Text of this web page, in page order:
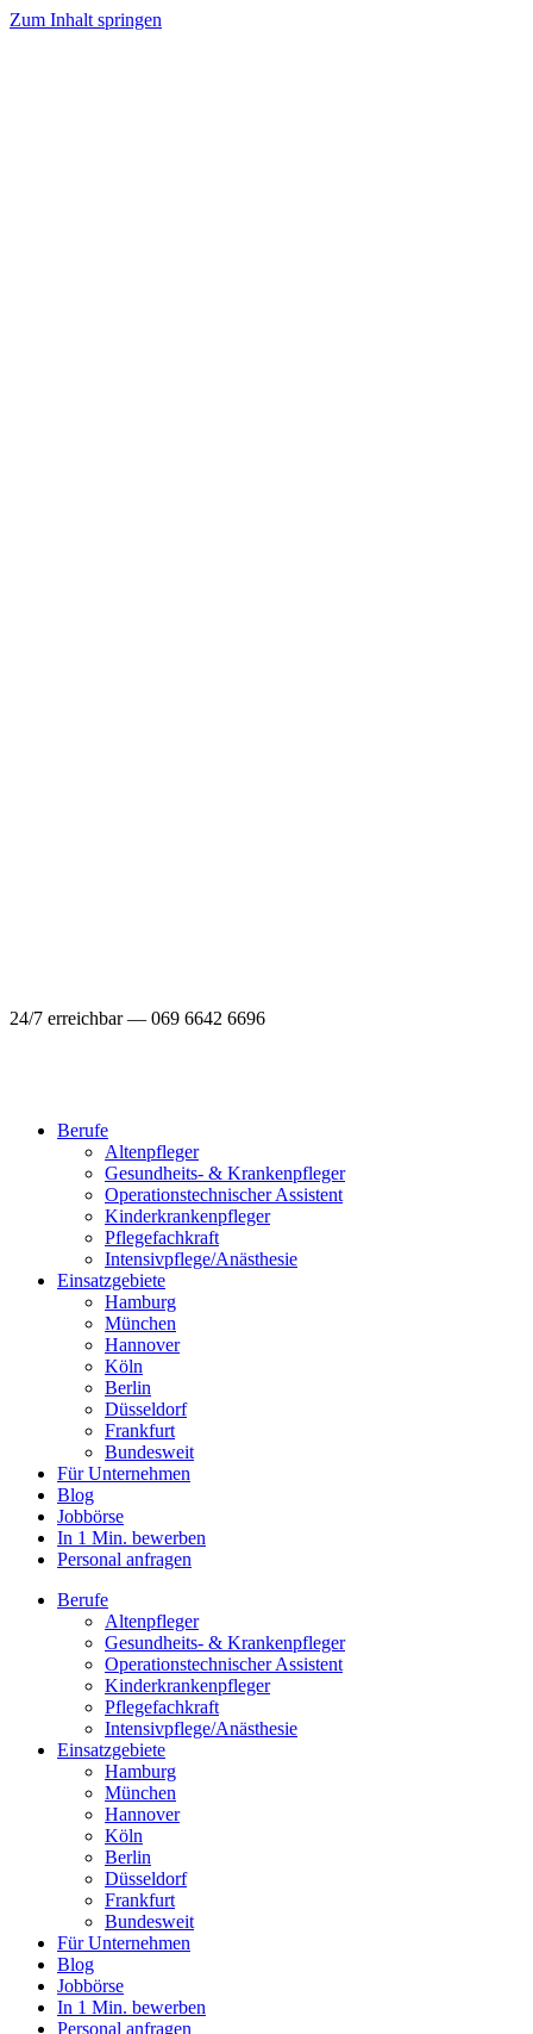
Zum Inhalt springen
24/7 erreichbar — 069 6642 6696
Berufe
Altenpfleger
Gesundheits- & Krankenpfleger
Operationstechnischer Assistent
Kinderkrankenpfleger
Pflegefachkraft
Intensivpflege/Anästhesie
Einsatzgebiete
Hamburg
München
Hannover
Köln
Berlin
Düsseldorf
Frankfurt
Bundesweit
Für Unternehmen
Blog
Jobbörse
In 1 Min. bewerben
Personal anfragen
Berufe
Altenpfleger
Gesundheits- & Krankenpfleger
Operationstechnischer Assistent
Kinderkrankenpfleger
Pflegefachkraft
Intensivpflege/Anästhesie
Einsatzgebiete
Hamburg
München
Hannover
Köln
Berlin
Düsseldorf
Frankfurt
Bundesweit
Für Unternehmen
Blog
Jobbörse
In 1 Min. bewerben
Personal anfragen